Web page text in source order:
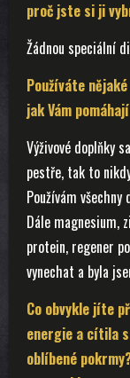
proč jste si ji
Žádnou speciální
Používáte
jak Vám
Výživové doplňky
pestře, tak to
Používám
Dále magnesium,
protein, regener
vynechat a byla
Co obvykle jíte
energie a cítila
oblíbené